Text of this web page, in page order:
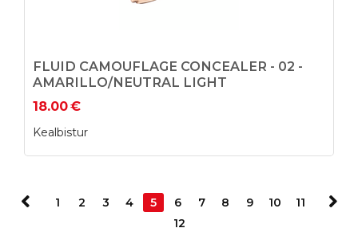
FLUID CAMOUFLAGE CONCEALER - 02 -
AMARILLO/NEUTRAL LIGHT
18.00€
Kealbistur
1 2 3 4 5 6 7 8 9 10
11
12